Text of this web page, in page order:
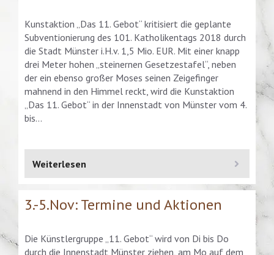
Kunstaktion „Das 11. Gebot“ kritisiert die geplante
Subventionierung des 101. Katholikentags 2018 durch
die Stadt Münster i.H.v. 1,5 Mio. EUR. Mit einer knapp
drei Meter hohen „steinernen Gesetzestafel“, neben
der ein ebenso großer Moses seinen Zeigefinger
mahnend in den Himmel reckt, wird die Kunstaktion
„Das 11. Gebot“ in der Innenstadt von Münster vom 4.
bis…
Weiterlesen
3.-5.Nov: Termine und Aktionen
Die Künstlergruppe „11. Gebot“ wird von Di bis Do
durch die Innenstadt Münster ziehen, am Mo auf dem